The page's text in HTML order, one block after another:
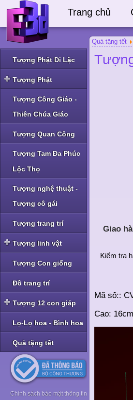
Trang chủ
Quà tặng tết
Giao
Kiểm tra
Mã số::
Cao:
Tượng Phật Di Lặc
Tượng Phật
Tượng Phật Thích Ca
và Phật A Di Đà
Tượng Phật Bà Quan
Tượng Công Giáo -
Thiên Chúa Giáo
Tượng Quan Công
Tượng Tam Đa Phúc
Lộc Thọ
Tượng nghệ thuật -
Tượng cô gái
Tượng trang trí
Tượng linh vật
Tượng linh vật Nghê -
Tỳ Hưu
Tượng linh vật Rồng
Thiềm Thừ
Tượng Con giống
Đồ trang trí
Tượng 12 con giáp
Tượng bộ Giáp bé
Tượng bộ Giáp nhỡ
Tượng bộ Giáp to
Tượng bộ Giáp hoa
Lọ-Lọ hoa - Bình hoa
Quà tặng tết
Chính sách bảo mật thông tin